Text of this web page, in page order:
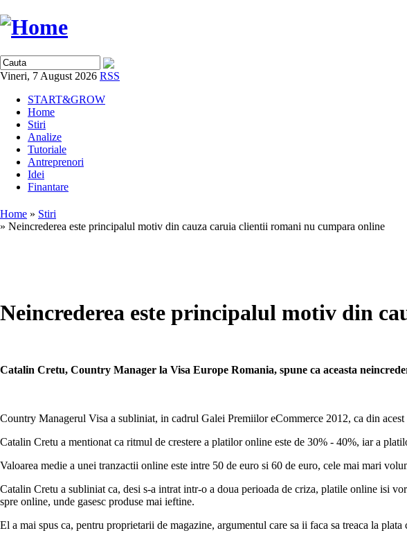
Vineri, 7 August 2026 RSS
START&GROW
Home
Stiri
Analize
Tutoriale
Antreprenori
Idei
Finantare
Home » Stiri
» Neincrederea este principalul motiv din cauza caruia clientii romani nu cumpara online
Neincrederea este principalul motiv din
Catalin Cretu, Country Manager la Visa Europe Romania, spune ca aceasta
Country Managerul Visa a subliniat, in cadrul Galei Premiilor eCommerce 2012, ca din
Catalin Cretu a mentionat ca ritmul de crestere a platilor online este de 30% - 40%, iar a
Valoarea medie a unei tranzactii online este intre 50 de euro si 60 de euro, cele mai mari
Catalin Cretu a subliniat ca, desi s-a intrat intr-o a doua perioada de criza, platile online isi
spre online, unde gasesc produse mai ieftine.
El a mai spus ca, pentru proprietarii de magazine, argumentul care sa ii faca sa treaca la